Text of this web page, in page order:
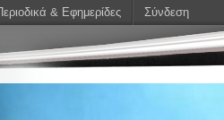
& Εφημερίδες Σύνδεση